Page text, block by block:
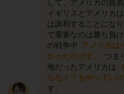
して、アメリカの貿
イギリスとアメリカ
は講和することにな
で重要なのは勝ち負
の戦争中
アメリカは
かったのです。
つま
地だったアメリカは
らなくてもやってい
す。